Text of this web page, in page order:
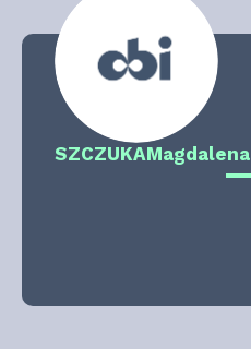
SZCZUKAMagdalena